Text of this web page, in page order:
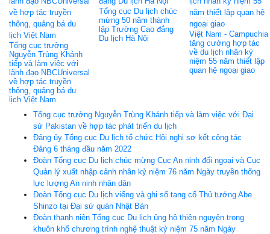
Tổng cục trưởng
Nguyễn Trùng Khánh
tiếp và làm việc với
lãnh đạo NBCUniversal
về hợp tác truyền
thông, quảng bá du
lịch Việt Nam
Tổng cục Du lịch chúc
mừng 50 năm thành
lập Trường Cao đẳng
Du lịch Hà Nội
Việt Nam - Campuchia
tăng cường hợp tác
về du lịch nhân kỷ
niệm 55 năm thiết lập
quan hệ ngoại giao
Tổng cục trưởng Nguyễn Trùng Khánh tiếp và làm việc với Đại
sứ Pakistan về hợp tác phát triển du lịch
Đảng ủy Tổng cục Du lịch tổ chức Hội nghị sơ kết công tác
Đảng 6 tháng đầu năm 2022
Đoàn Tổng cục Du lịch chúc mừng Cục An ninh đối ngoại và Cục
Quản lý xuất nhập cảnh nhân kỷ niệm 76 năm Ngày truyền thống
lực lượng An ninh nhân dân
Đoàn Tổng cục Du lịch viếng và ghi sổ tang cố Thủ tướng Abe
Shinzo tại Đại sứ quán Nhật Bản
Đoàn thanh niên Tổng cục Du lịch ủng hộ thiện nguyện trong
khuôn khổ chương trình nghệ thuật kỷ niệm 75 năm Ngày